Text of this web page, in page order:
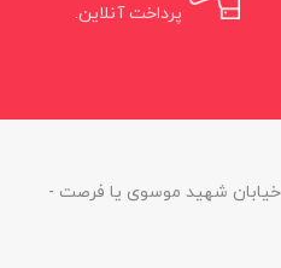
پرداخت آنلاین.
شهید موسوی یا فرصت -